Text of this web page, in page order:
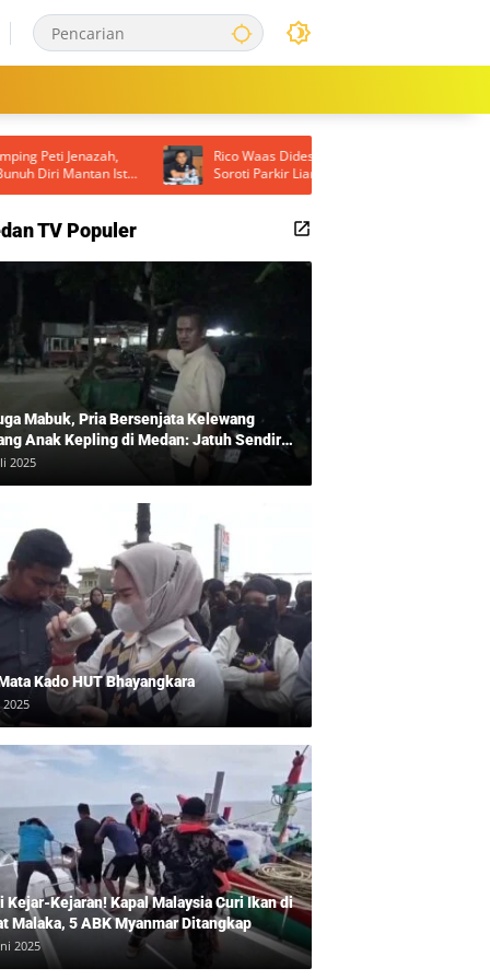
Rico Waas Didesak Turun Langsung, DPRD
Soroti Parkir Liar hingga Lampu Jalan Padam
di Medan
TV Populer
Mabuk, Pria Bersenjata Kelewang
Anak Kepling di Medan: Jatuh Sendiri
Mengamuk
2025
Kado HUT Bhayangkara
2025
Kejar-Kejaran! Kapal Malaysia Curi Ikan di
Malaka, 5 ABK Myanmar Ditangkap
2025